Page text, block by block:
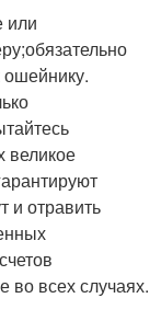
или
ошейнику.
и отравить
во всех случаях.